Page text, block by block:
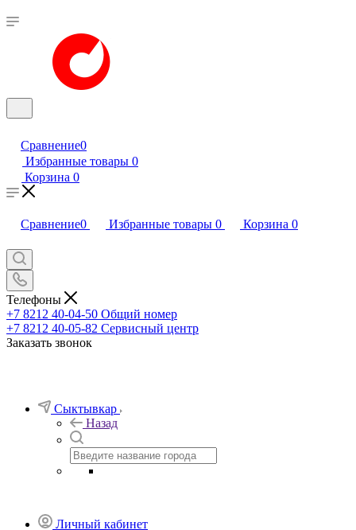
Сравнение0
Избранные товары 0
Корзина 0
Сравнение0 Избранные товары 0 Корзина 0
Телефоны
+7 8212 40-04-50 Общий номер
+7 8212 40-05-82 Сервисный центр
Заказать звонок
Сыктывкар
Назад
Личный кабинет